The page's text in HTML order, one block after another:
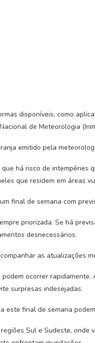
disponíveis, como
de Meteorologia
emitido pela
há risco de intempéries
que residem em áreas
final de semana com
priorizada. Se há
desnecessários.
as atualizações
ocorrer
surpresas indesejadas.
este final de semana
Sul e Sudeste,